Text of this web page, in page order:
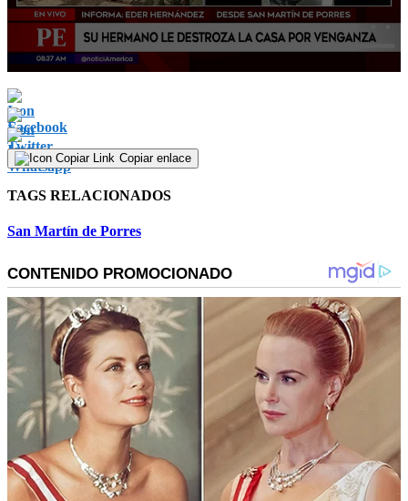
seconds
of
3
minutes,
30
seconds
Copiar enlace
TAGS RELACIONADOS
San Martín de Porres